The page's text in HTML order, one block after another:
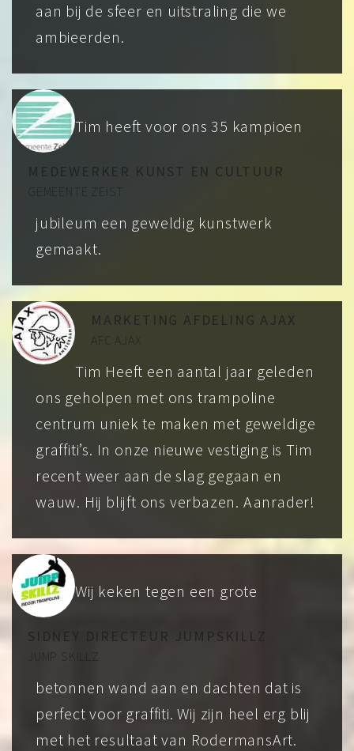
aan bij de sfeer en uitstraling die we
ambieerden.
MEDEWERKER KUNST EN CULTUUR
GEMEENTE ZEIST
Tim heeft voor ons 35 kampioen
jubileum een geweldig kunstwerk
gemaakt.
MARKETING AFDELING AJAX
AFC AJAX
Tim Heeft een aantal jaar geleden
ons geholpen met ons trampoline
centrum uniek te maken met geweldige
graffiti’s. In onze nieuwe vestiging is Tim
recent weer aan de slag gegaan en
wauw. Hij blijft ons verbazen. Aanrader!
SIDNEY DIRECTEUR JUMPSKILLZ
JUMP SKILLZ
Wij keken tegen een grote
betonnen wand aan en dachten dat is
perfect voor graffiti. Wij zijn heel erg blij
met het resultaat van RodermansArt.